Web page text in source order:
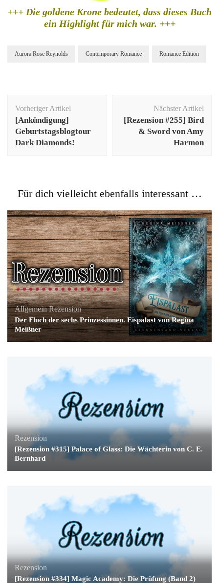
+++ Die goldene Krone bedeutet, dass dieses Buch
ein Highlight für mich war. +++
Aurora Rose Reynolds Contemporary Romance Romance Edition
Vorheriger Artikel
[Ankündigung]
Geburtstagsblogtour
Dark Diamonds!
Nächster Artikel
[Rezension #255] Bird
& Sword von Amy
Harmon
Für dich vielleicht ebenfalls interessant …
Allgemein Rezension
Der Fluch der sechs Prinzessinnen. Eispalast von Regina
Meißner
Rezension
[Rezension #315] Palace of Glass: Die Wächterin von C. E.
Bernhard
Rezension
[Rezension #334] Magic Academy: Die Prüfung (Band 2)